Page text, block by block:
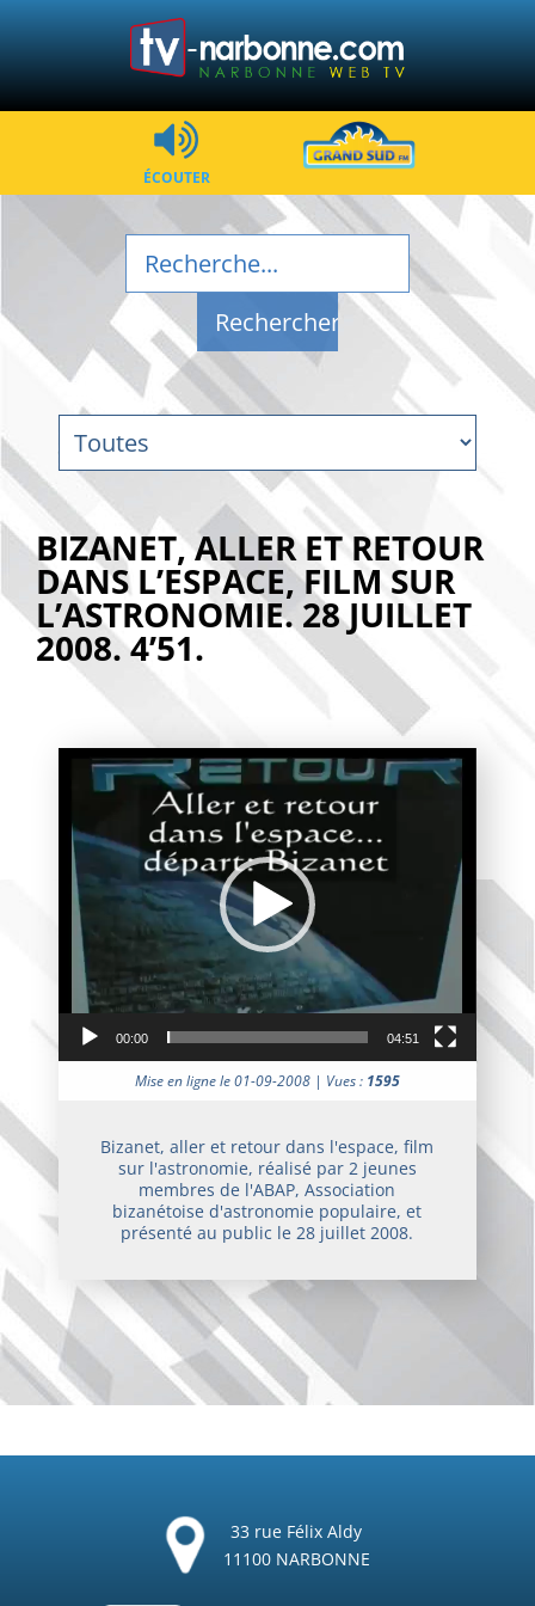
ÉCOUTER
BIZANET, ALLER ET RETOUR
DANS L’ESPACE, FILM SUR
L’ASTRONOMIE. 28 JUILLET
2008. 4’51.
Lecteur
vidéo
00:00 04:51
Mise en ligne le 01-09-2008 | Vues : 1595
Bizanet, aller et retour dans l'espace, film
sur l'astronomie, réalisé par 2 jeunes
membres de l'ABAP, Association
bizanétoise d'astronomie populaire, et
présenté au public le 28 juillet 2008.
33 rue Félix Aldy
11100 NARBONNE